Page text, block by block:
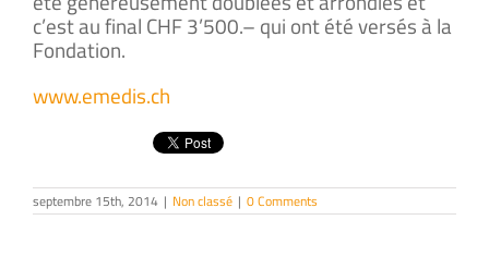
c’est au final CHF 3’500.– qui ont été versés à la
Fondation.
www.emedis.ch
septembre 15th, 2014 | Non classé | 0 Comments